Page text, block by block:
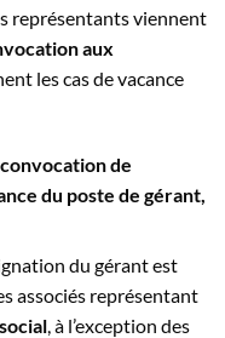
représentants viennent
aux
les cas de vacance
de
du poste de gérant,
du gérant est
associés représentant
, à l’exception des